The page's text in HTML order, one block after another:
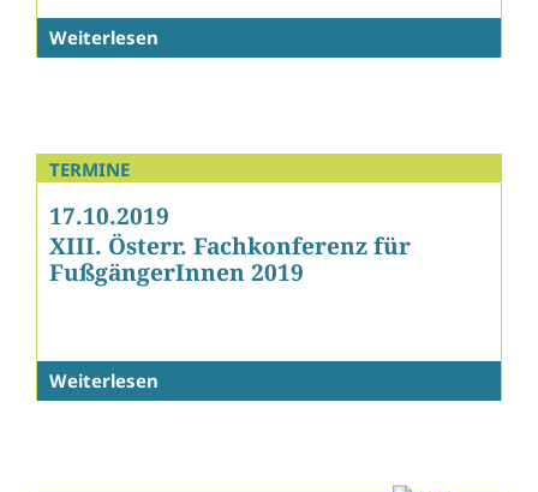
Weiterlesen
TERMINE
17.10.2019
XIII. Österr. Fachkonferenz für
FußgängerInnen 2019
Weiterlesen